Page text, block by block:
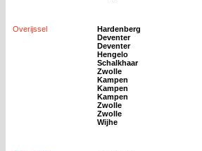
Overijssel Hardenberg
Deventer
Deventer
Hengelo
Schalkhaar
Zwolle
Kampen
Kampen
Kampen
Zwolle
Zwolle
Wijhe